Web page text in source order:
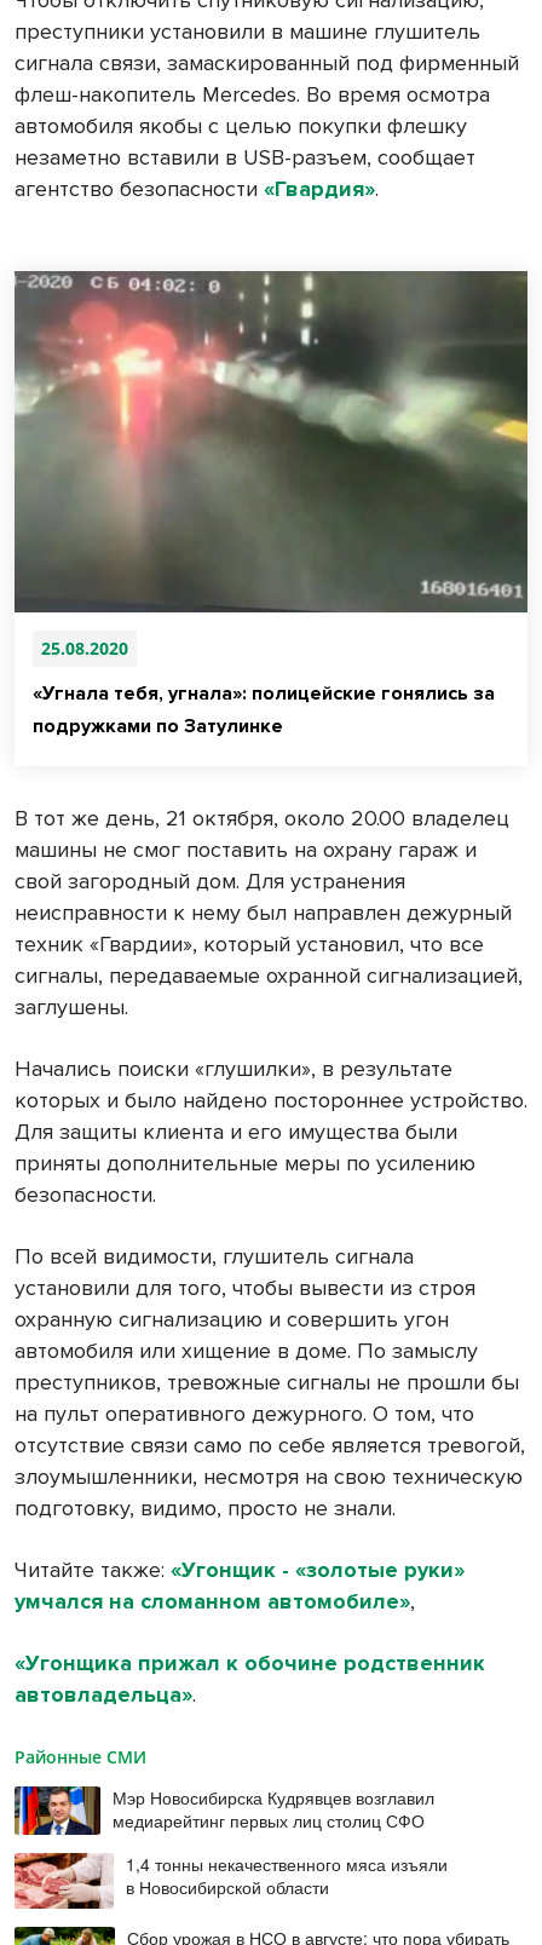
преступники установили в машине глушитель
сигнала связи, замаскированный под фирменный
флеш-накопитель Mercedes. Во время осмотра
автомобиля якобы с целью покупки флешку
незаметно вставили в USB-разъем, сообщает
агентство безопасности «Гвардия».
25.08.2020
«Угнала тебя, угнала»: полицейские гонялись за
подружками по Затулинке
В тот же день, 21 октября, около 20.00 владелец
машины не смог поставить на охрану гараж и
свой загородный дом. Для устранения
неисправности к нему был направлен дежурный
техник «Гвардии», который установил, что все
сигналы, передаваемые охранной сигнализацией,
заглушены.
Начались поиски «глушилки», в результате
которых и было найдено постороннее устройство.
Для защиты клиента и его имущества были
приняты дополнительные меры по усилению
безопасности.
По всей видимости, глушитель сигнала
установили для того, чтобы вывести из строя
охранную сигнализацию и совершить угон
автомобиля или хищение в доме. По замыслу
преступников, тревожные сигналы не прошли бы
на пульт оперативного дежурного. О том, что
отсутствие связи само по себе является тревогой,
злоумышленники, несмотря на свою техническую
подготовку, видимо, просто не знали.
Читайте также: «Угонщик - «золотые руки»
умчался на сломанном автомобиле»,
«Угонщика прижал к обочине родственник
автовладельца».
Районные СМИ
Мэр Новосибирска Кудрявцев возглавил
медиарейтинг первых лиц столиц СФО
1,4 тонны некачественного мяса изъяли
в Новосибирской области
Сбор урожая в НСО в августе: что пора убирать